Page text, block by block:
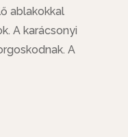
ablakokkal
A karácsonyi
A